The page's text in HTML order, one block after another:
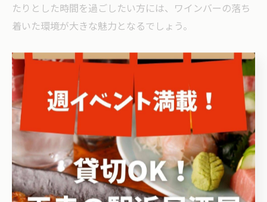
たりとした時間を過ごしたい方には、ワインバーの落ち
着いた環境が大きな魅力となるでしょう。
グルメに最適な居酒屋の選び方
グルメ派も満足の居酒屋選びとワイン選択
グルメ志向の方が居酒屋を選ぶ際は、料理の質やメニュ
ーの幅だけでなく、ワインの品揃えにも注目することが
大切です。最近では、名古屋や船橋、四日市などのエリ
アでも、ワインバー顔負けのラインナップを持つ居酒屋